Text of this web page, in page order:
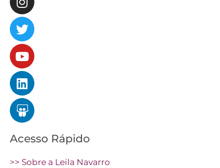
Acesso Rápido
>> Sobre a Leila Navarro